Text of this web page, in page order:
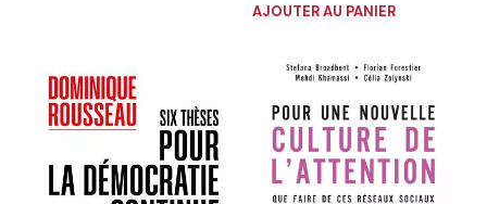
AJOUTER AU PANIER